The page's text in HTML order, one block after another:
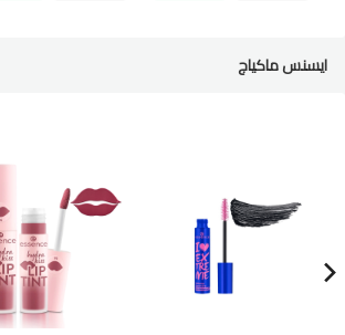
ايسنس ماكياج